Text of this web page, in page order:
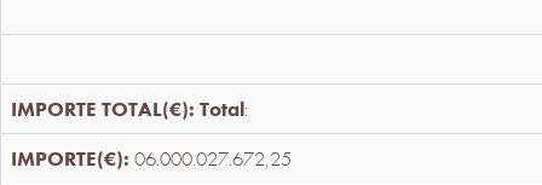
Total:
06.000.027.672,25